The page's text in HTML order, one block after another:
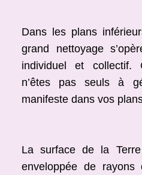
Dans les plans
grand nettoyage
individuel et collectif.
n’êtes pas seuls à
manifeste dans vos
La surface de la
enveloppée de rayons